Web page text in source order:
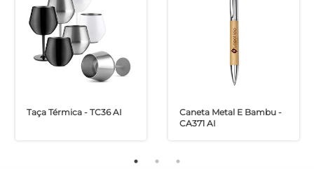
Taça Térmica - TC36 AI
Caneta Metal E Bambu -
CA371 AI